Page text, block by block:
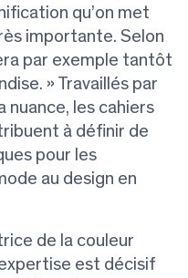
qu’on met
importante. Selon
par exemple tantôt
» Travaillés par
nuance, les cahiers
à définir de
pour les
au design en
de la couleur
est décisif